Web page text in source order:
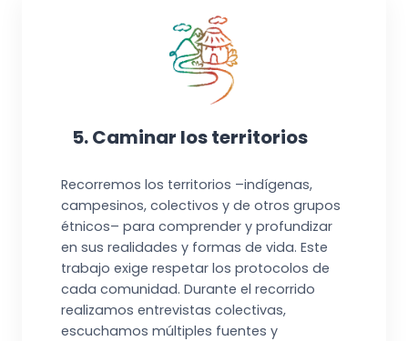
5. Caminar los territorios
Recorremos los territorios –indígenas,
campesinos, colectivos y de otros grupos
étnicos– para comprender y profundizar
en sus realidades y formas de vida. Este
trabajo exige respetar los protocolos de
cada comunidad. Durante el recorrido
realizamos entrevistas colectivas,
escuchamos múltiples fuentes y